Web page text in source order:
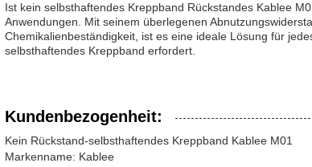
Ist kein selbsthaftendes Kreppband Rückstandes Kablee
Anwendungen. Mit seinem überlegenen
Chemikalienbeständigkeit, ist es eine ideale Lösung für
selbsthaftendes Kreppband erfordert.
Kundenbezogenheit:
Kein Rückstand-selbsthaftendes Kreppband Kablee M01
Markenname: Kablee